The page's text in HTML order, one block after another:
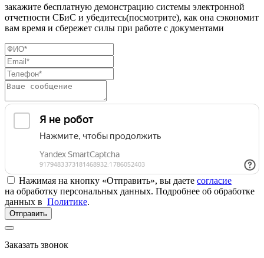
закажите бесплатную демонстрацию системы электронной
отчетности СБиС и убедитесь(посмотрите), как она сэкономит
вам время и сбережет силы при работе с документами
Нажимая на кнопку «Отправить», вы даете согласие
на обработку персональных данных. Подробнее об обработке
данных в Политике.
Отправить
Заказать звонок